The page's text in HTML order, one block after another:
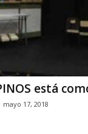
está
mayo 17, 2018